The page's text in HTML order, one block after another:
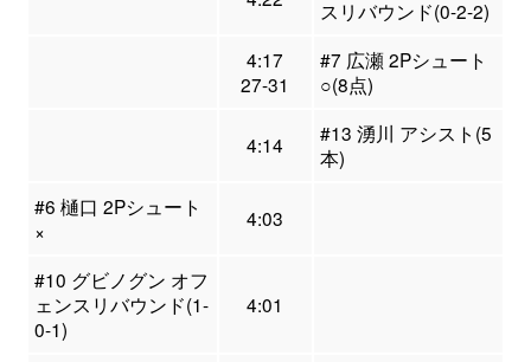
スリバウンド(0-2-2)
4:17
27-31
#7 広瀬 2Pシュート
○(8点)
4:14
#13 湧川 アシスト(5
本)
#6 樋口 2Pシュート
×
4:03
#10 グビノグン オフ
ェンスリバウンド(1-
0-1)
4:01